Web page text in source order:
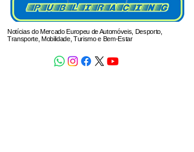
Notícias do Mercado Europeu de Automóveis, Desporto,
Transporte, Mobilidade, Turismo e Bem-Estar